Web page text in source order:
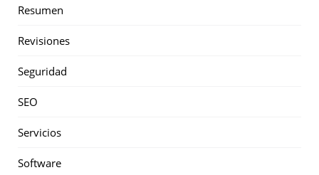
Resumen
Revisiones
Seguridad
SEO
Servicios
Software